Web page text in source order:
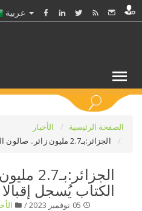
الصفحة الرئيسية
الأخبار
الجزائر:بـ2.7 مليون زائر.. صالون الكتاب يُسجل إقبالا قياسيا
الكتاب يُسجل إقبالا